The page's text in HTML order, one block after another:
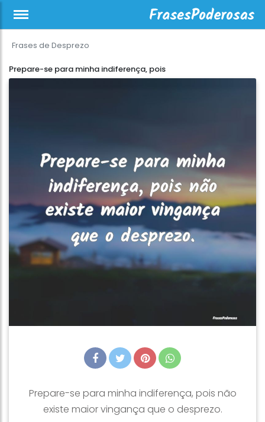
Frases de Desprezo
Prepare-se para minha indiferença, pois
Prepare-se para minha indiferença, pois não
existe maior vingança que o desprezo.